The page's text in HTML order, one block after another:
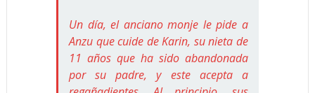
Un día, el anciano monje le pide a
Anzu que cuide de Karin, su nieta de
11 años que ha sido abandonada
por su padre, y este acepta a